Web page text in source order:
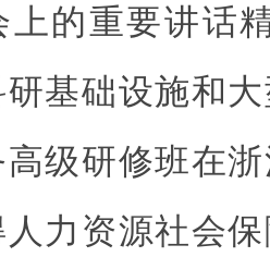
的重要讲话
研基础设施和
级研修班在
力资源社会